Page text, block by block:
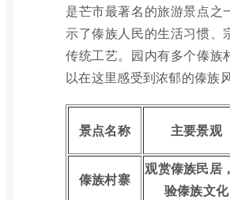
是芒市最著名的旅游景点之
示了傣族人民的生活习惯、
传统工艺。园内有多个傣族
以在这里感受到浓郁的傣族风
景点名称 主要景观
傣族村寨
观赏傣族民居
验傣族文化